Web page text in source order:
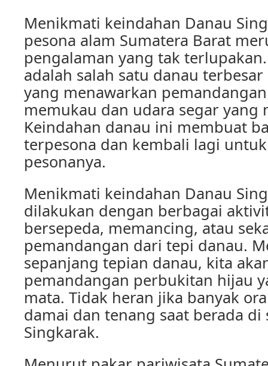
Menikmati keindahan Danau
pesona alam Sumatera Barat
pengalaman yang tak
adalah salah satu danau
yang menawarkan
memukau dan udara segar yang
Keindahan danau ini membuat
terpesona dan kembali lagi
pesonanya.
Menikmati keindahan Danau
dilakukan dengan berbagai
bersepeda, memancing, atau
pemandangan dari tepi danau.
sepanjang tepian danau, kita
pemandangan perbukitan hijau
mata. Tidak heran jika banyak
damai dan tenang saat berada di
Singkarak.